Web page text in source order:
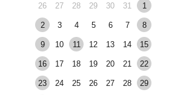
26 27 28 29 30 31 1
2 3 4 5 6 7 8
9 10 11 12 13 14 15
16 17 18 19 20 21 22
23 24 25 26 27 28 29